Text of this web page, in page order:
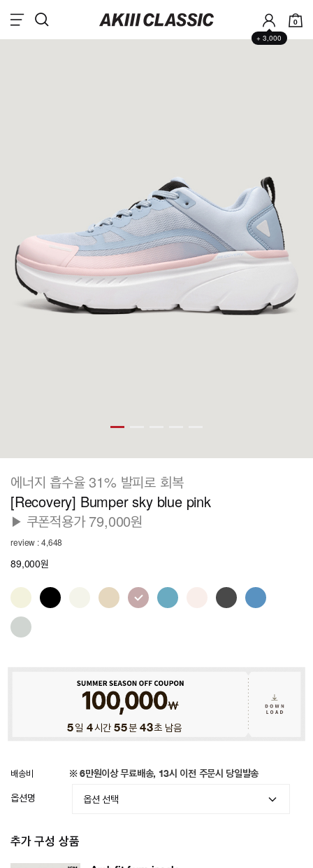
+ 3,000
0
에너지 흡수율 31% 발피로 회복
[Recovery] Bumper sky blue pink
▶ 쿠폰적용가 79,000원
review : 4,648
89,000원
5일 4시간 55분 39초 남음
배송비 ※ 6만원이상 무료배송, 13시 이전 주문시 당일발송
옵션명
추가 구성 상품